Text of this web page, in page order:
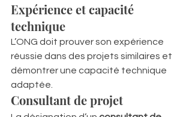
Expérience et capacité
technique
L’ONG doit prouver son expérience
réussie dans des projets similaires et
démontrer une capacité technique
adaptée.
Consultant de projet